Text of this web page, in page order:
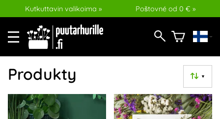
Kutkuttavin valikoima » Poštovné od 0 € »
▼
Produkty